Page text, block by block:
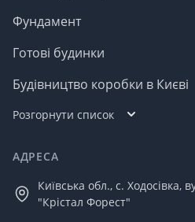
Фундамент
Готові будинки
Будівництво коробки в Києві
Розгорнути список
АДРЕСА
Київська обл., с. Ходосівка,
"Крістал Форест"